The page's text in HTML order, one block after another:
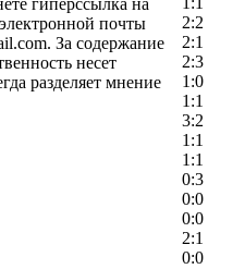
2:2
2:1
2:3
1:0
1:1
3:2
1:1
1:1
0:3
0:0
0:0
2:1
0:0
гиперссылка на
почты
За содержание
несет
разделяет мнение